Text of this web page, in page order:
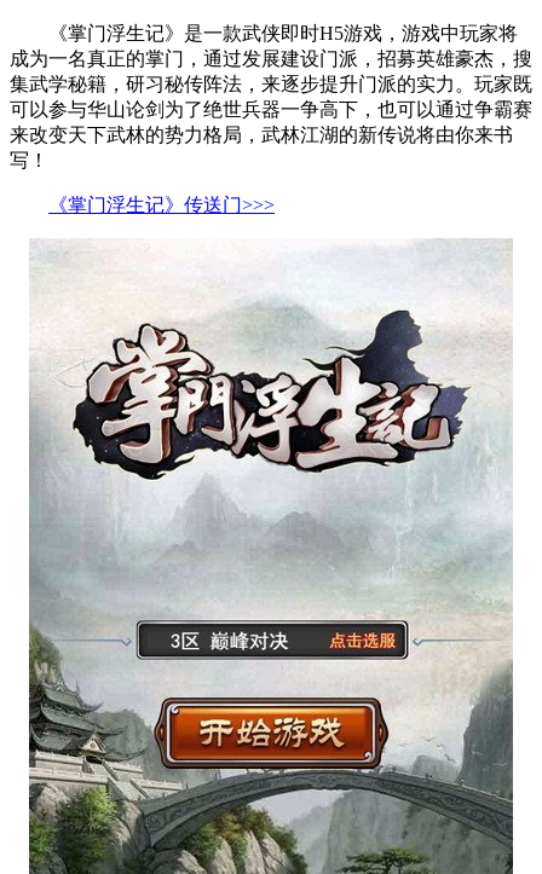
《掌门浮生记》是一款武侠即时H5游戏，游戏中玩家将
成为一名真正的掌门，通过发展建设门派，招募英雄豪杰，搜
集武学秘籍，研习秘传阵法，来逐步提升门派的实力。玩家既
可以参与华山论剑为了绝世兵器一争高下，也可以通过争霸赛
来改变天下武林的势力格局，武林江湖的新传说将由你来书
写！
《掌门浮生记》传送门>>>